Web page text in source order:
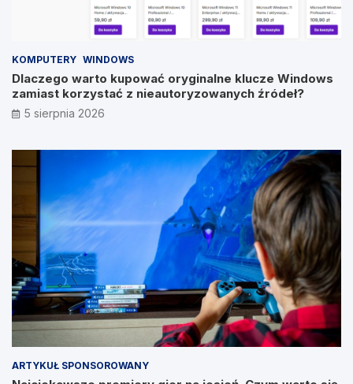
KOMPUTERY WINDOWS
Dlaczego warto kupować oryginalne klucze Windows
zamiast korzystać z nieautoryzowanych źródeł?
5 sierpnia 2026
ARTYKUŁ SPONSOROWANY